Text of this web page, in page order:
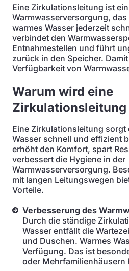
Eine Zirkulationsleitung ist
Warmwasserversorgung,
warmes Wasser jederzeit
verbindet den
Entnahmestellen und führt
zurück in den Speicher.
Verfügbarkeit von
Warum wird eine
Zirkulationsleitung
Eine Zirkulationsleitung sorgt
Wasser schnell und effizient
erhöht den Komfort, spart
verbessert die Hygiene in der
Warmwasserversorgung.
mit langen Leitungswegen
Vorteile.
Verbesserung des
Durch die ständige
Wasser entfällt die
und Duschen. Warmes
Verfügung. Das ist
oder Mehrfamilienhäusern